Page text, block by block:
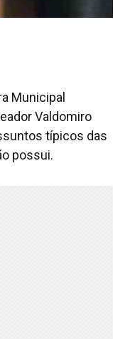
Municipal
Valdomiro
típicos das
possui.